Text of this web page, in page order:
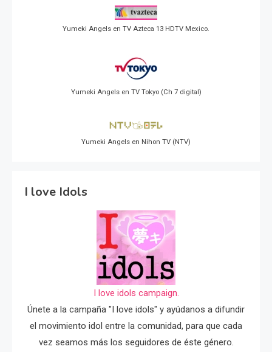
Yumeki Angels en TV Azteca 13 HDTV Mexico.
Yumeki Angels en TV Tokyo (Ch 7 digital)
Yumeki Angels en Nihon TV (NTV)
I love Idols
I love idols campaign.
Únete a la campaña "I love idols" y ayúdanos a difundir
el movimiento idol entre la comunidad, para que cada
vez seamos más los seguidores de éste género.